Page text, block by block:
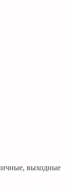
выходные